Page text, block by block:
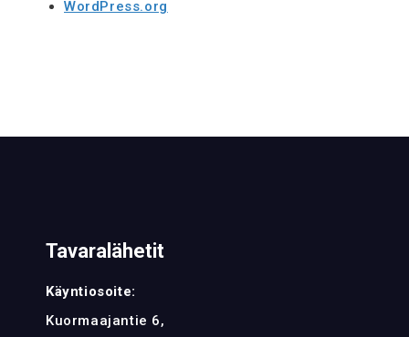
WordPress.org
Tavaralähetit
Käyntiosoite:
Kuormaajantie 6,